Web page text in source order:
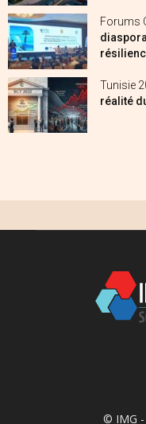
Forums
Tunisie
réalité
© IMG -